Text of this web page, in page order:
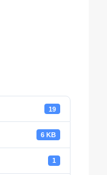
19
6 KB
1